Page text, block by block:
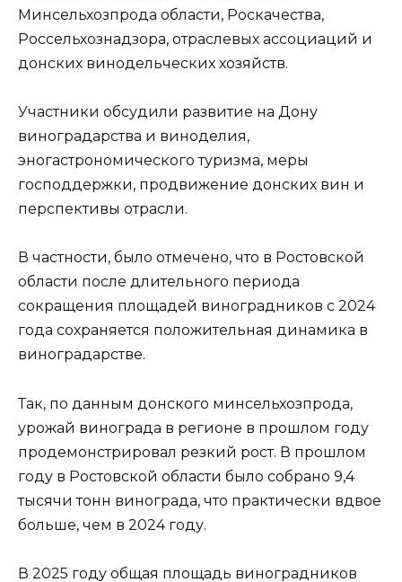
Минсельхозпрода области, Роскачества,
Россельхознадзора, отраслевых ассоциаций и
донских винодельческих хозяйств.
Участники обсудили развитие на Дону
виноградарства и виноделия,
эногастрономического туризма, меры
господдержки, продвижение донских вин и
перспективы отрасли.
В частности, было отмечено, что в Ростовской
области после длительного периода
сокращения площадей виноградников с 2024
года сохраняется положительная динамика в
виноградарстве.
Так, по данным донского минсельхозпрода,
урожай винограда в регионе в прошлом году
продемонстрировал резкий рост. В прошлом
году в Ростовской области было собрано 9,4
тысячи тонн винограда, что практически вдвое
больше, чем в 2024 году.
В 2025 году общая площадь виноградников